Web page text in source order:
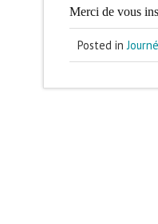
Merci de vous
Posted in